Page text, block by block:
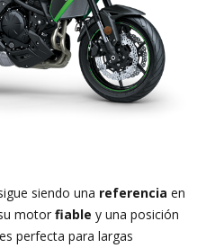
siendo una referencia en
motorfiable y una posición
es perfecta para largas